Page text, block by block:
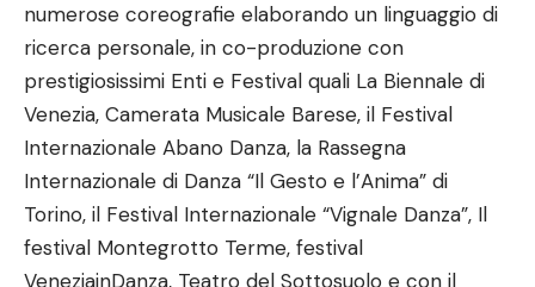
numerose coreografie elaborando un linguaggio di
ricerca personale, in co-produzione con
prestigiosissimi Enti e Festival quali La Biennale di
Venezia, Camerata Musicale Barese, il Festival
Internazionale Abano Danza, la Rassegna
Internazionale di Danza “Il Gesto e l’Anima” di
Torino, il Festival Internazionale “Vignale Danza”, Il
festival Montegrotto Terme, festival
VeneziainDanza, Teatro del Sottosuolo e con il